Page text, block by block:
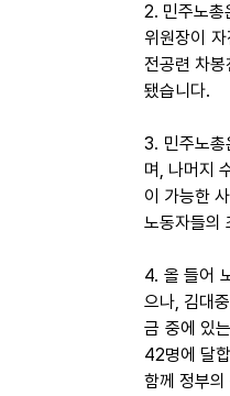
2. 민주노총
위원장이
전공련 차
됐습니다.
3. 민주노총
며, 나머지
이 가능한
노동자들의
4. 올 들어
으나, 김대
금 중에 있
42명에 달
함께 정부